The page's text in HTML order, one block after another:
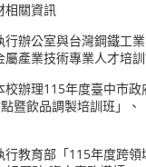
相關資訊
行辦公室與台灣鋼鐵工
產業技術專業人才培訓
校辦理115年度臺中市
暨飲品調製培訓班」、
行教育部「115年度跨